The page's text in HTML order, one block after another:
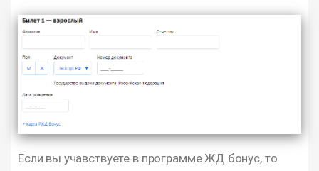
Если вы учавствуете в программе ЖД бонус, то